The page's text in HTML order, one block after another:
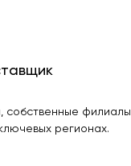
собственные филиалы
регионах.